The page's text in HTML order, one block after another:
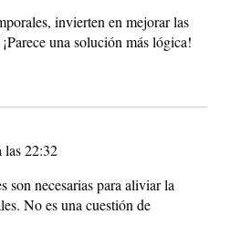
invierten en mejorar las
una solución más lógica!
las 22:32
son necesarias para aliviar la
No es una cuestión de